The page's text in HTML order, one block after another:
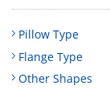
Pillow Type
Flange Type
Other Shapes